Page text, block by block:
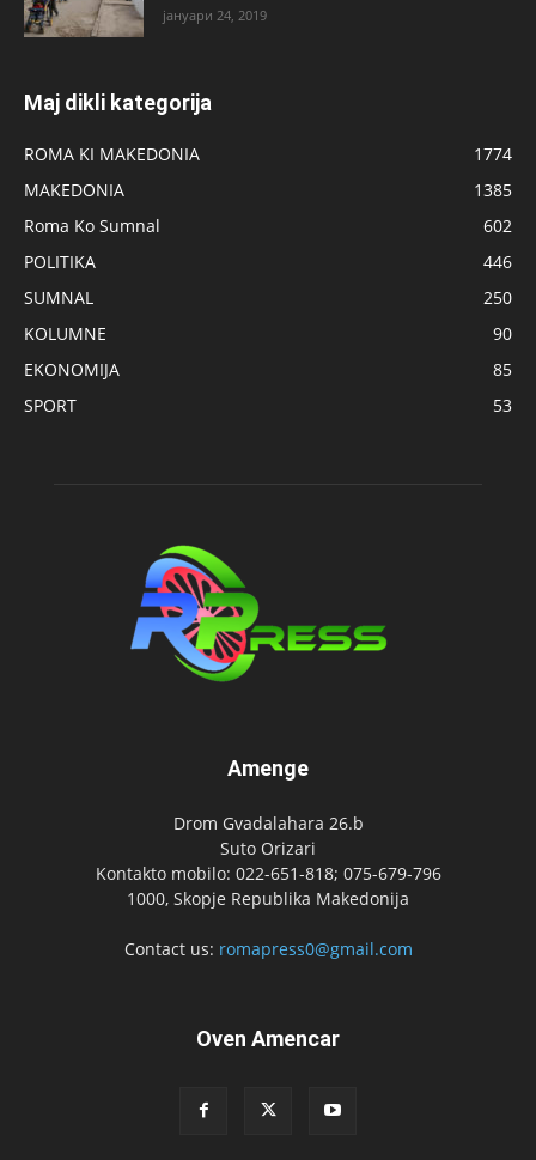
јануари 24, 2019
Maj dikli kategorija
ROMA KI MAKEDONIA
1774
MAKEDONIA
1385
Roma Ko Sumnal
602
POLITIKA
446
SUMNAL
250
KOLUMNE
90
EKONOMIJA
85
SPORT
53
Amenge
Drom Gvadalahara 26.b
Suto Orizari
Kontakto mobilo: 022-651-818; 075-679-796
1000, Skopje Republika Makedonija
Contact us: romapress0@gmail.com
Oven Amencar